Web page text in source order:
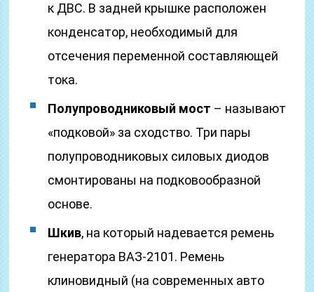
к ДВС. В задней крышке расположен
конденсатор, необходимый для
отсечения переменной составляющей
тока.
Полупроводниковый мост – называют
«подковой» за сходство. Три пары
полупроводниковых силовых диодов
смонтированы на подковообразной
основе.
Шкив, на который надевается ремень
генератора ВАЗ-2101. Ремень
клиновидный (на современных авто